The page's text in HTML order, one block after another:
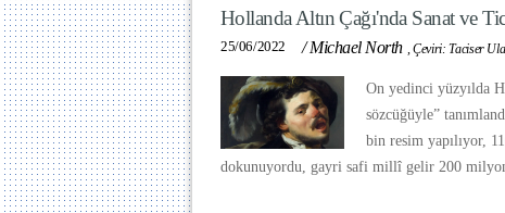
Hollanda Altın Çağı'nda Sanat ve
25/06/2022 /Michael North ,Çeviri: Taciser
On yedinci yüzyılda
sözcüğüyle”
bin resim yapılıyor,
dokunuyordu, gayri safi millî gelir 200